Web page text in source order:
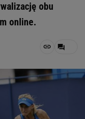
obu
online.